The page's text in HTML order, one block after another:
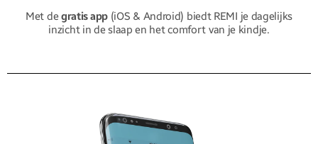
Met degratis app(iOS & Android) biedt REMI je dagelijks
inzicht in de slaap en het comfort van je kindje.